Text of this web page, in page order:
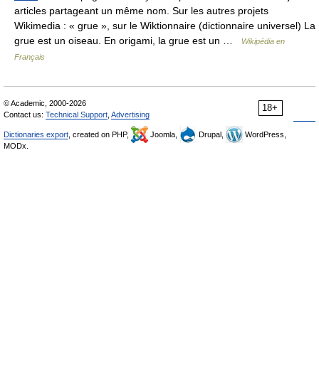
articles partageant un même nom. Sur les autres projets
Wikimedia : « grue », sur le Wiktionnaire (dictionnaire universel) La
grue est un oiseau. En origami, la grue est un …
Wikipédia en
Français
18+
© Academic, 2000-2026
Contact us: Technical Support Advertising
Dictionaries export , created on PHP, Joomla, Drupal,
WordPress,
MODx.